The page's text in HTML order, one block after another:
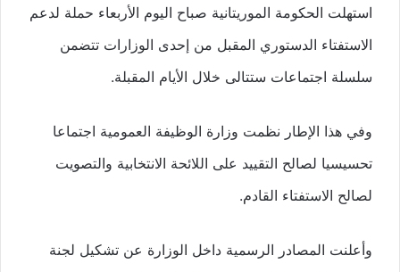
استهلت الحكومة الموريتانية صباح اليوم الأربعاء حملة لدعم
الاستفتاء الدستوري المقبل من إحدى الوزارات تتضمن
سلسلة اجتماعات ستتالى خلال الأيام المقبلة.
وفي هذا الإطار نظمت وزارة الوظيفة العمومية اجتماعا
تحسيسيا لصالح التقييد على اللائحة الانتخابية والتصويت
لصالح الاستفتاء القادم.
وأعلنت المصادر الرسمية داخل الوزارة عن تشكيل لجنة